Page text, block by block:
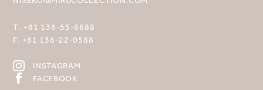
T: +81 136-55-6688
F: +81 136-22-0588
INSTAGRAM
FACEBOOK